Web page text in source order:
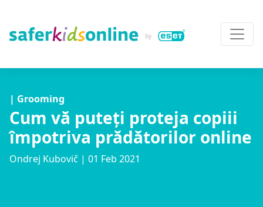
| Grooming
Cum vă puteți proteja copiii
împotriva prădătorilor online
Ondrej Kubovič | 01 Feb 2021